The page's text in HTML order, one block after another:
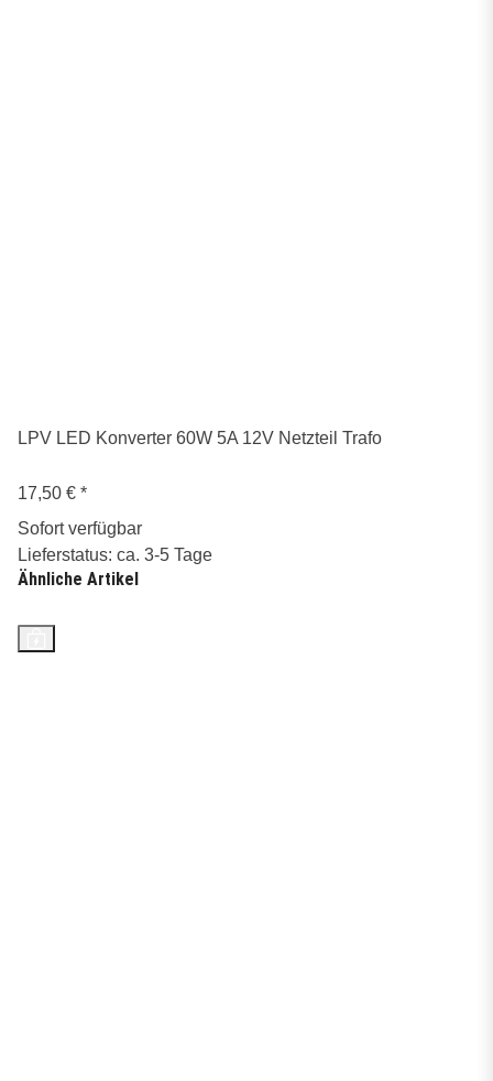
LPV LED Konverter 60W 5A 12V Netzteil Trafo
17,50 € *
Sofort verfügbar
Lieferstatus: ca. 3-5 Tage
Ähnliche Artikel